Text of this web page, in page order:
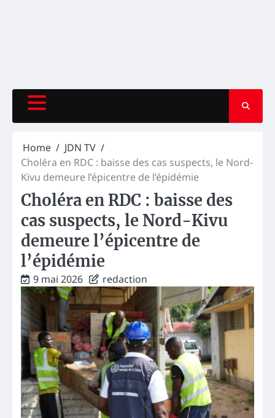
Home
JDN TV
Choléra en RDC : baisse des cas suspects, le Nord-
Kivu demeure l’épicentre de l’épidémie
Choléra en RDC : baisse des
cas suspects, le Nord-Kivu
demeure l’épicentre de
l’épidémie
9 mai 2026 redaction